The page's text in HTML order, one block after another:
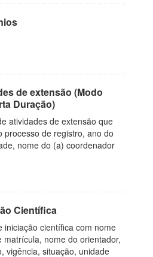
de extensão (Modo
Duração)
atividades de extensão que
processo de registro, ano do
nome do (a) coordenador
Científica
iniciação científica com nome
nome do orientador,
vigência, situação, unidade